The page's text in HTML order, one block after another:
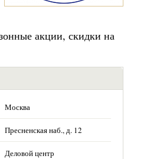
акции, скидки на
Москва
Пресненская наб., д. 12
Деловой центр